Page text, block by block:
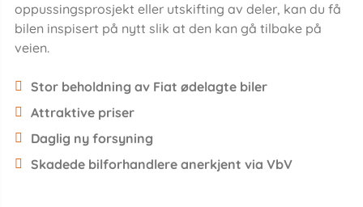
oppussingsprosjekt eller utskifting av deler, kan du få
bilen inspisert på nytt slik at den kan gå tilbake på
veien.
Stor beholdning av Fiat ødelagte biler
Attraktive priser
Daglig ny forsyning
Skadede bilforhandlere anerkjent via VbV